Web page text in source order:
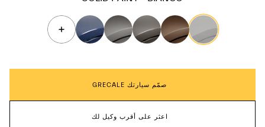
صمّم سيارتك GRECALE
اعثر على أقرب وكيل لك